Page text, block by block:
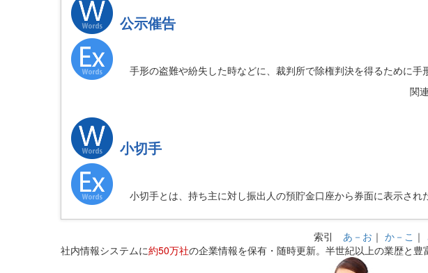
公示催告
手形の盗難や紛失した時などに、裁判所で除権判決を得るために
関
小切手
小切手とは、持ち主に対し振出人の預貯金口座から券面に表示され
索引 あ－お ｜ か－こ ｜
社内情報システムに約50万社の企業情報を保有・随時更新。半世紀以上の業歴と豊